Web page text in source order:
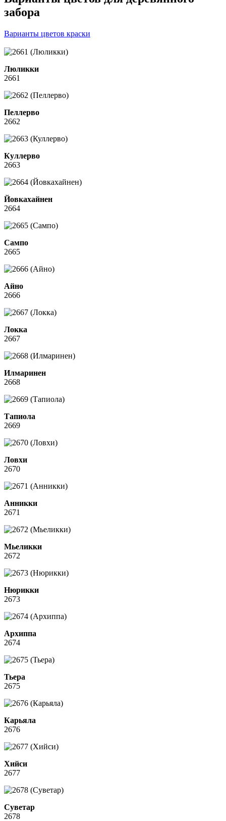
забора
Варианты цветов краски
Люликки
2661
Пеллерво
2662
Куллерво
2663
Йовкахайнен
2664
Сампо
2665
Айно
2666
Локка
2667
Илмаринен
2668
Тапиола
2669
Ловхи
2670
Анникки
2671
Мьеликки
2672
Нюрикки
2673
Архиппа
2674
Тьера
2675
Карьяла
2676
Хийси
2677
Суветар
2678